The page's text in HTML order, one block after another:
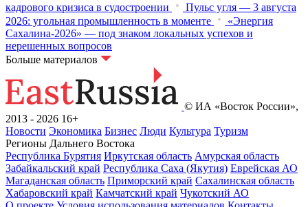
кадрового кризиса в судостроении
Пульс угля — 3 августа
2026: угольная промышленность в моменте
«Энергия
Сахалина-2026» — под знаком локальных успехов и
нерешенных вопросов
Больше материалов
© ИА «Восток России»,
2013 - 2026 16+
Новости Экономика Бизнес Люди Культура Туризм
Регионы Дальнего Востока
Республика Бурятия Иркутская область Амурская область
Забайкальский край Республика Саха (Якутия) Еврейская АО
Магаданская область Приморский край Сахалинская область
Хабаровский край Камчатский край Чукотский АО